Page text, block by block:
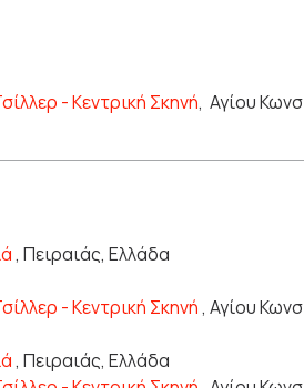
- Κεντρική Σκηνή, Αγίου
, Πειραιάς, Ελλάδα
- Κεντρική Σκηνή, Αγίου
, Πειραιάς, Ελλάδα